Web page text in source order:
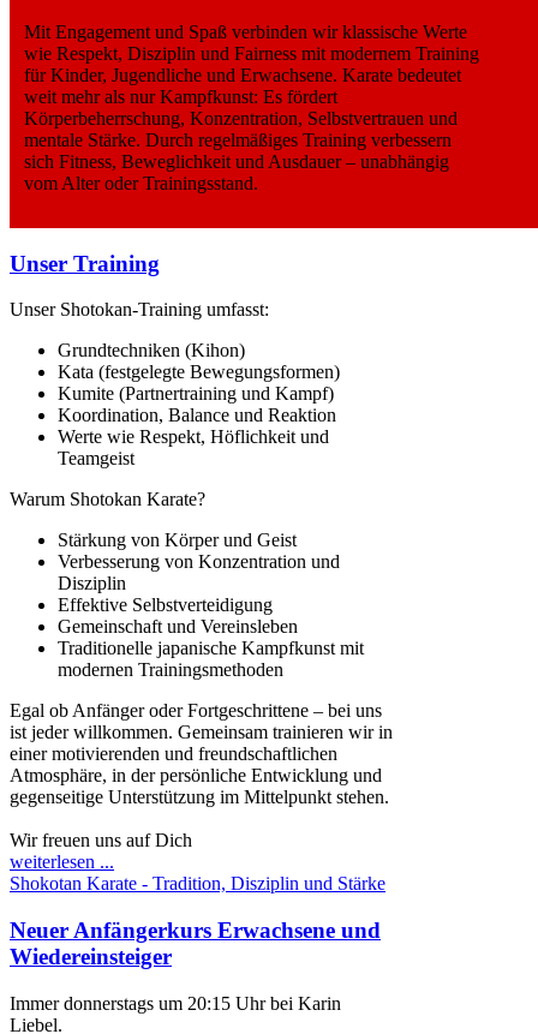
Mit Engagement und Spaß verbinden wir klassische Werte
wie Respekt, Disziplin und Fairness mit modernem Training
für Kinder, Jugendliche und Erwachsene. Karate bedeutet
weit mehr als nur Kampfkunst: Es fördert
Körperbeherrschung, Konzentration, Selbstvertrauen und
mentale Stärke. Durch regelmäßiges Training verbessern
sich Fitness, Beweglichkeit und Ausdauer – unabhängig
vom Alter oder Trainingsstand.
Unser Training
Unser Shotokan-Training umfasst:
Grundtechniken (Kihon)
Kata (festgelegte Bewegungsformen)
Kumite (Partnertraining und Kampf)
Koordination, Balance und Reaktion
Werte wie Respekt, Höflichkeit und
Teamgeist
Warum Shotokan Karate?
Stärkung von Körper und Geist
Verbesserung von Konzentration und
Disziplin
Effektive Selbstverteidigung
Gemeinschaft und Vereinsleben
Traditionelle japanische Kampfkunst mit
modernen Trainingsmethoden
Egal ob Anfänger oder Fortgeschrittene – bei uns
ist jeder willkommen. Gemeinsam trainieren wir in
einer motivierenden und freundschaftlichen
Atmosphäre, in der persönliche Entwicklung und
gegenseitige Unterstützung im Mittelpunkt stehen.
Wir freuen uns auf Dich
weiterlesen ...
Shokotan Karate - Tradition, Disziplin und Stärke
Neuer Anfängerkurs Erwachsene und
Wiedereinsteiger
Immer donnerstags um 20:15 Uhr bei Karin
Liebel.